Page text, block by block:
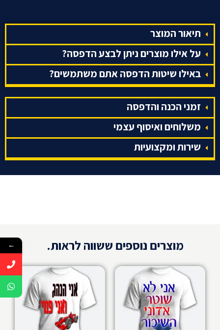
תיאור המוצר
על אילו מוצרים ניתן לבצע הדפסה?
באילו שיטות הדפסה אתם משתמשים?
זמני הכנה והדפסה
משלוחים ואיסוף עצמי
שירות ומקצועיות
מוצרים נוספים ששווה לראות. ←